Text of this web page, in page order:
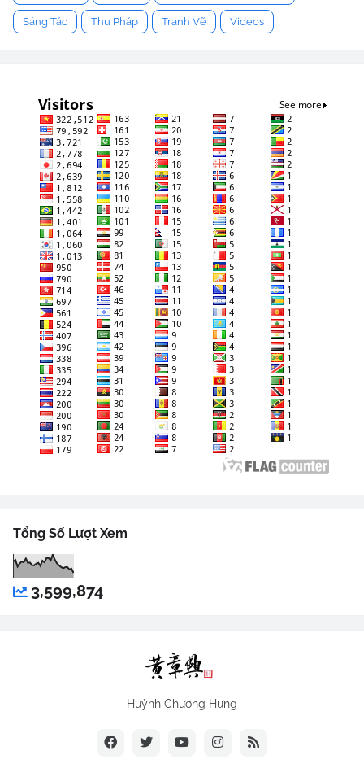
Sáng Tác Thư Pháp Tranh Vẽ Videos
Tổng Số Lượt Xem
3,599,874
Huỳnh Chương Hưng